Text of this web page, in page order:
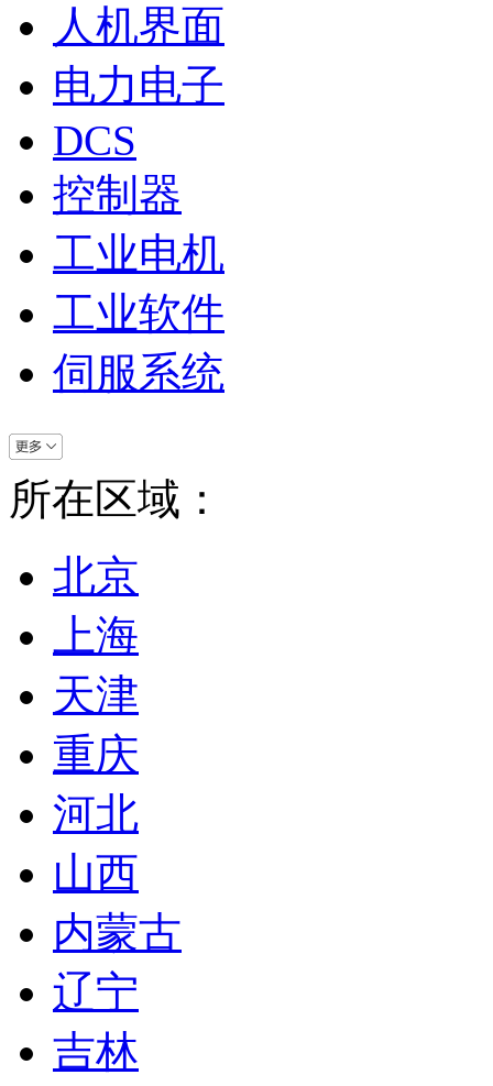
人机界面
电力电子
DCS
控制器
工业电机
工业软件
伺服系统
所在区域：
北京
上海
天津
重庆
河北
山西
内蒙古
辽宁
吉林